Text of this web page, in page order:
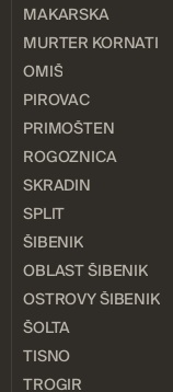
MAKARSKA
MURTER KORNATI
OMIŠ
PIROVAC
PRIMOŠTEN
ROGOZNICA
SKRADIN
SPLIT
ŠIBENIK
OBLAST ŠIBENIK
OSTROVY ŠIBENIK
ŠOLTA
TISNO
TROGIR